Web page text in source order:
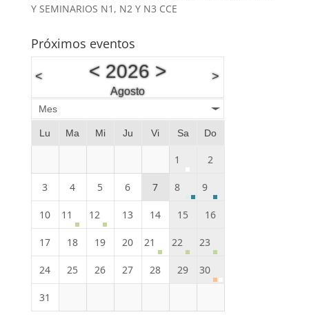
Y SEMINARIOS N1, N2 Y N3 CCE
Próximos eventos
< < 2026>
Agosto
>
Mes
Lu Ma Mi Ju Vi Sa Do
1 2
3 4 5 6 7 8 9
10 11 12 13 14 15 16
17 18 19 20 21 22 23
24 25 26 27 28 29 30
31